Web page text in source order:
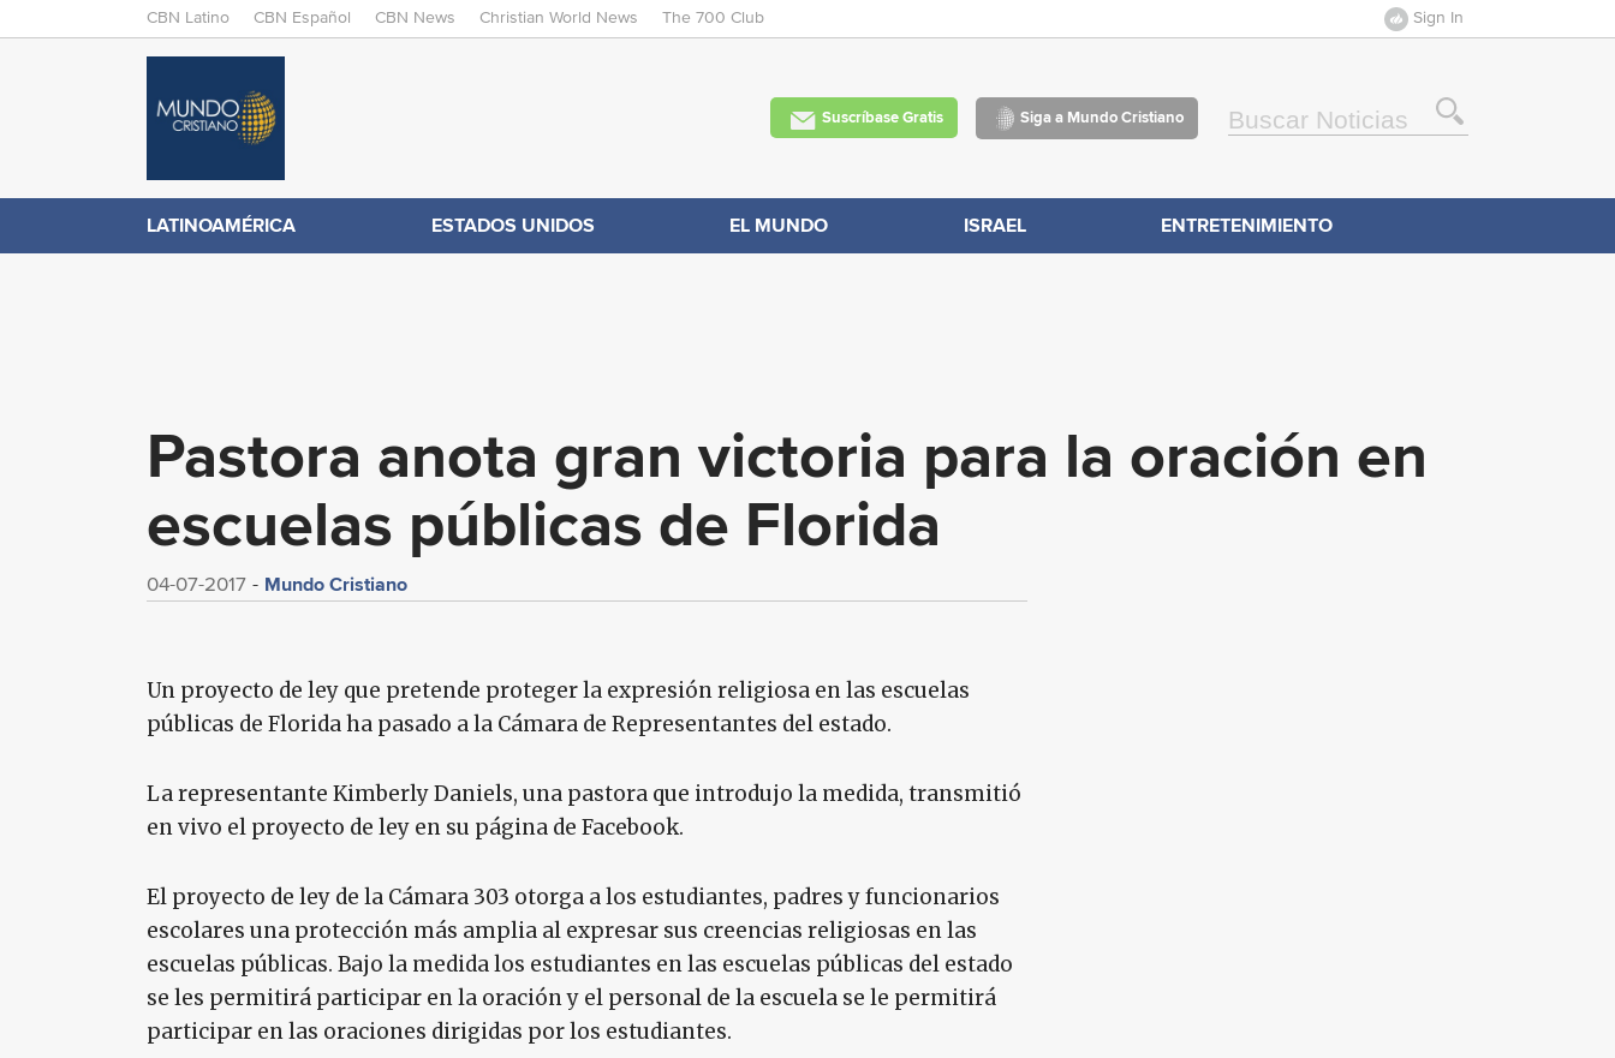
Skip
M
N
E
CBN Latino CBN Español CBN News Christian World News The 700 Club
C
B
N
.
m
Sign In
Suscríbase Gratis Siga a Mundo Cristiano
LATINOAMÉRICA ESTADOS UNIDOS EL MUNDO ISRAEL ENTRETENIMIENTO
Pastora anota gran victoria para la oración en
escuelas públicas de Florida
04-07-2017 Mundo Cristiano
Un proyecto de ley que pretende proteger la expresión religiosa en las escuelas
públicas de Florida ha pasado a la Cámara de Representantes del estado.
La representante Kimberly Daniels, una pastora que introdujo la medida, transmitió
en vivo el proyecto de ley en su página de Facebook.
El proyecto de ley de la Cámara 303 otorga a los estudiantes, padres y funcionarios
escolares una protección más amplia al expresar sus creencias religiosas en las
escuelas públicas. Bajo la medida los estudiantes en las escuelas públicas del estado
se les permitirá participar en la oración y el personal de la escuela se le permitirá
participar en las oraciones dirigidas por los estudiantes.